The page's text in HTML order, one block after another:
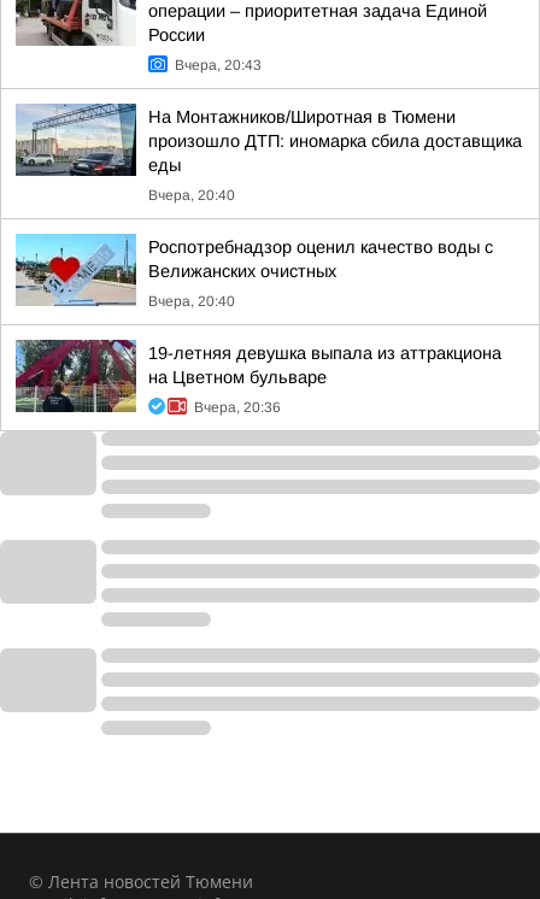
операции – приоритетная задача Единой
России
Вчера, 20:43
На Монтажников/Широтная в Тюмени
произошло ДТП: иномарка сбила доставщика
еды
Вчера, 20:40
Роспотребнадзор оценил качество воды с
Велижанских очистных
Вчера, 20:40
19-летняя девушка выпала из аттракциона
на Цветном бульваре
Вчера, 20:36
© Лента новостей Тюмени